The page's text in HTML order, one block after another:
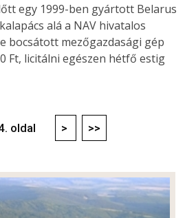
egy 1999-ben gyártott Belarus
alá a NAV hivatalos
bocsátott mezőgazdasági gép
Ft, licitálni egészen hétfő estig
oldal > >>